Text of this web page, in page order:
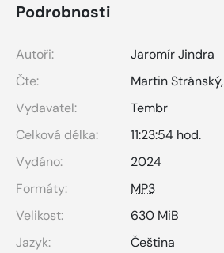
Podrobnosti
Autoři:
Jaromír Jindra
Čte:
Martin Stránský,
Vydavatel:
Tembr
Celková délka:
11:23:54 hod.
Vydáno:
2024
Formáty:
MP3
Velikost:
630 MiB
Jazyk:
Čeština